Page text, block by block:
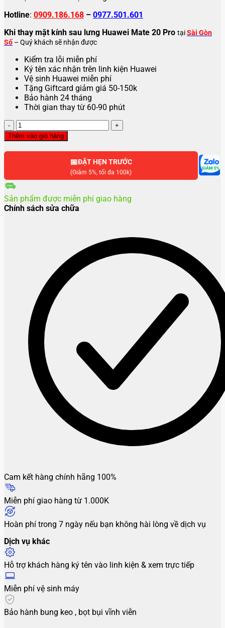
Hotline: 0909.186.168 – 0977.501.601
Khi thay mặt kính sau lưng Huawei Mate 20 Pro tạiSài Gòn
Số – Quý khách sẽ nhận được
Kiểm tra lỗi miễn phí
Ký tên xác nhận trên linh kiện Huawei
Vệ sinh Huawei miễn phí
Tặng Giftcard giảm giá 50-150k
Bảo hành 24 tháng
Thời gian thay từ 60-90 phút
Thay
mặt
kính
sau
Mate
Pro
số
Thêm vào giỏ hàng
📅ĐẶT HẸN TRƯỚC
(Giảm 5%, tối đa 100k)
Sản phẩm được miễn phí giao hàng
Chính sách sửa chữa
Cam kết hàng chính hãng 100%
Miễn phí giao hàng từ 1.000K
Hoàn phí trong 7 ngày nếu bạn không hài lòng về dịch vụ
Dịch vụ khác
Hỗ trợ khách hàng ký tên vào linh kiện & xem trực tiếp
Miễn phí vệ sinh máy
Bảo hành bung keo , bọt bụi vĩnh viễn